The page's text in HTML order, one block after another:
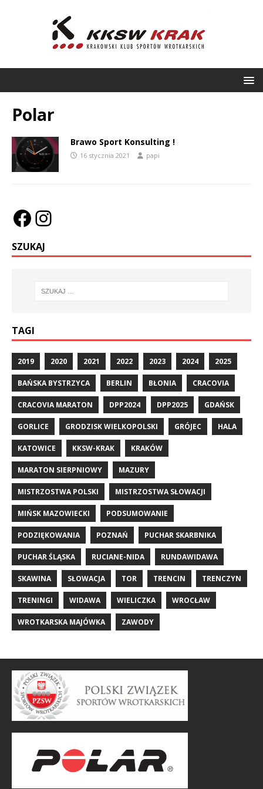
Polar
Brawo Sport Konsulting !
16 stycznia 2021 papi
SZUKAJ
TAGI
2019 2020 2021 2022 2023 2024 2025
BAŃSKA BYSTRZYCA BERLIN BŁONIA CRACOVIA
CRACOVIA MARATON DPP2024 DPP2025 GDAŃSK
GORLICE GRODZISK WIELKOPOLSKI GRÓJEC HALA
KATOWICE KKSW-KRAK KRAKÓW
MARATON SIERPNIOWY MAZURY
MISTRZOSTWA POLSKI MISTRZOSTWA SŁOWACJI
MIŃSK MAZOWIECKI PODSUMOWANIE
PODZIĘKOWANIA POZNAŃ PUCHAR SKARBNIKA
PUCHAR ŚLĄSKA RUCIANE-NIDA RUNDAWIDAWA
SKAWINA SŁOWACJA TOR TRENCIN TRENCZYN
TRENINGI WIDAWA WIELICZKA WROCŁAW
WROTKARSKA MAJÓWKA ZAWODY